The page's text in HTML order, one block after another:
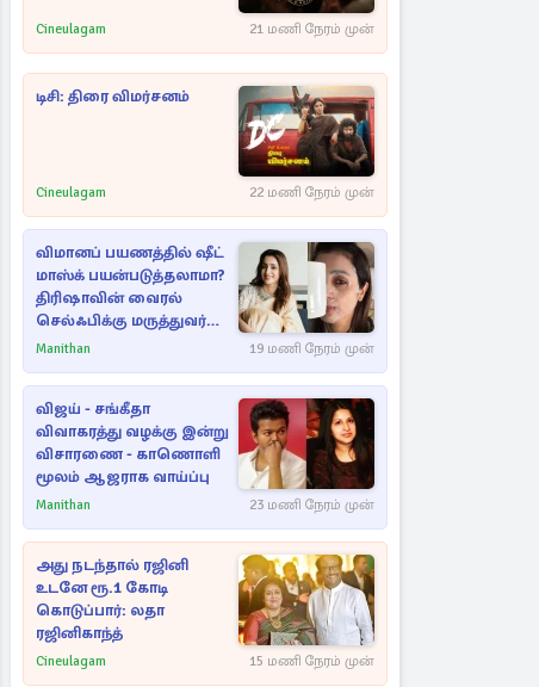
Cineulagam 21 மணி நேரம் முன்
டிசி: திரை விமர்சனம்
Cineulagam 22 மணி நேரம் முன்
விமானப் பயணத்தில் ஷீட்
மாஸ்க் பயன்படுத்தலாமா?
திரிஷாவின் வைரல்
செல்ஃபிக்கு மருத்துவர்
விளக்கம்
Manithan 19 மணி நேரம் முன்
விஜய் - சங்கீதா
விவாகரத்து வழக்கு இன்று
விசாரணை - காணொளி
மூலம் ஆஜராக வாய்ப்பு
Manithan 23 மணி நேரம் முன்
அது நடந்தால் ரஜினி
உடனே ரூ.1 கோடி
கொடுப்பார்: லதா
ரஜினிகாந்த்
Cineulagam 15 மணி நேரம் முன்